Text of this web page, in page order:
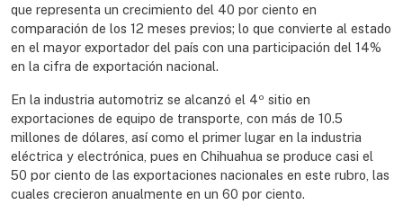
que representa un crecimiento del 40 por ciento en
comparación de los 12 meses previos; lo que convierte al estado
en el mayor exportador del país con una participación del 14%
en la cifra de exportación nacional.
En la industria automotriz se alcanzó el 4º sitio en
exportaciones de equipo de transporte, con más de 10.5
millones de dólares, así como el primer lugar en la industria
eléctrica y electrónica, pues en Chihuahua se produce casi el
50 por ciento de las exportaciones nacionales en este rubro, las
cuales crecieron anualmente en un 60 por ciento.